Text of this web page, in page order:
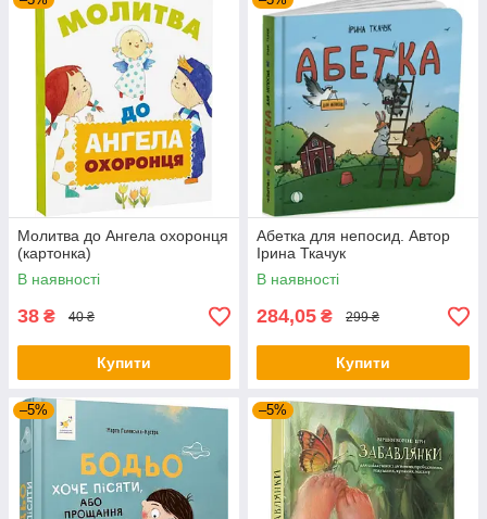
Молитва до Ангела охоронця
(картонка)
В наявності
38 ₴ 40 ₴
Купити
Абетка для непосид. Автор
Ірина Ткачук
В наявності
284,05 ₴ 299 ₴
Купити
–5% –5%